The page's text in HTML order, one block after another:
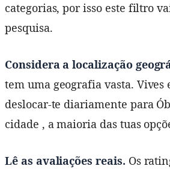
categorias, por isso este filtro
pesquisa.
Considera a localização
tem uma geografia vasta. Vives
deslocar-te diariamente para
cidade , a maioria das tuas
Lê as avaliações reais. Os